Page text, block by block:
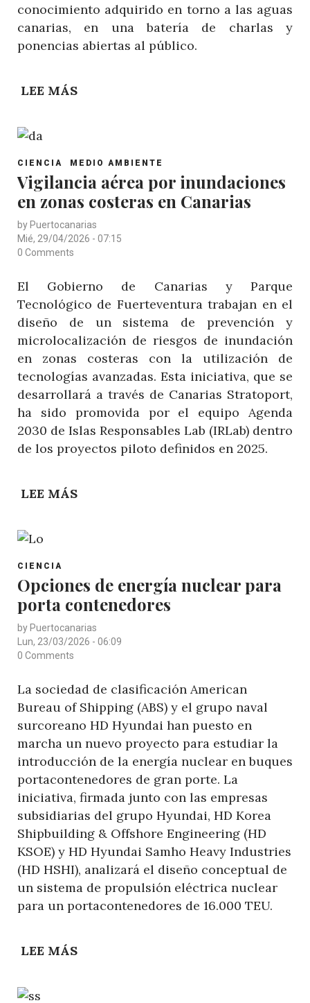
conocimiento adquirido en torno a las aguas
canarias, en una batería de charlas y
ponencias abiertas al público.
LEE MÁS
ESPECIALISTAS
DIFUNDEN
EN
FIMAR
2026
CIENTÍFICO
ADQUIRIDO
EN
EL
MAR
DE
CANARIAS
POST
CIENCIA MEDIO AMBIENTE
Vigilancia aérea por inundaciones
en zonas costeras en Canarias
by Puertocanarias
Mié, 29/04/2026 - 07:15
0 Comments
El Gobierno de Canarias y Parque
Tecnológico de Fuerteventura trabajan en el
diseño de un sistema de prevención y
microlocalización de riesgos de inundación
en zonas costeras con la utilización de
tecnologías avanzadas. Esta iniciativa, que se
desarrollará a través de Canarias Stratoport,
ha sido promovida por el equipo Agenda
2030 de Islas Responsables Lab (IRLab) dentro
de los proyectos piloto definidos en 2025.
LEE MÁS
EN
ZONAS
COSTERAS
EN
POST
CIENCIA
Opciones de energía nuclear para
porta contenedores
by Puertocanarias
Lun, 23/03/2026 - 06:09
0 Comments
La sociedad de clasificación American
Bureau of Shipping (ABS) y el grupo naval
surcoreano HD Hyundai han puesto en
marcha un nuevo proyecto para estudiar la
introducción de la energía nuclear en buques
portacontenedores de gran porte. La
iniciativa, firmada junto con las empresas
subsidiarias del grupo Hyundai, HD Korea
Shipbuilding & Offshore Engineering (HD
KSOE) y HD Hyundai Samho Heavy Industries
(HD HSHI), analizará el diseño conceptual de
un sistema de propulsión eléctrica nuclear
para un portacontenedores de 16.000 TEU.
LEE MÁS